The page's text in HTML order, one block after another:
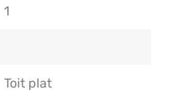
1
Toit plat